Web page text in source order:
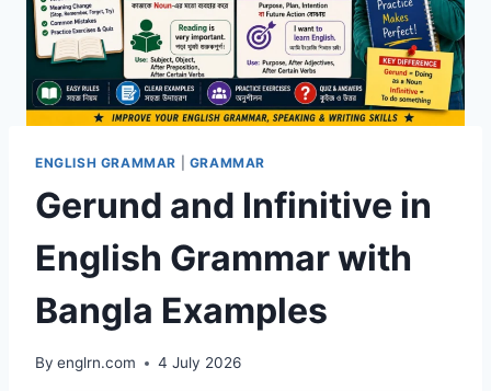
ENGLISH GRAMMAR GRAMMAR
Gerund and Infinitive in
English Grammar with
Bangla Examples
By englrn.com 4 July 2026